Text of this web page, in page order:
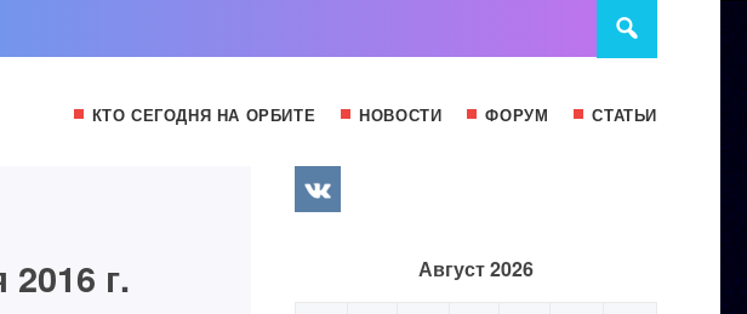
КТО СЕГОДНЯ НА ОРБИТЕ НОВОСТИ ФОРУМ СТАТЬИ
г. Август 2026